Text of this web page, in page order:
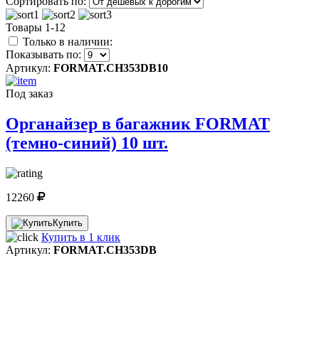
Товары 1-12
Только в наличии:
Показывать по:
Артикул: FORMAT.CH353DB10
Под заказ
Органайзер в багажник FORMAT
(темно-синий) 10 шт.
12260
Купить
Купить в 1 клик
Артикул: FORMAT.CH353DB